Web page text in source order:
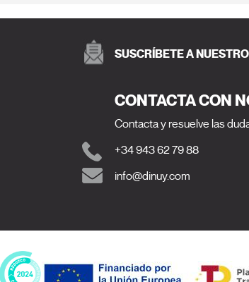
SUSCRÍBETE A
CONTACTA CON
Contacta y resuelve las
+34 943 62 79 88
info@dinuy.com